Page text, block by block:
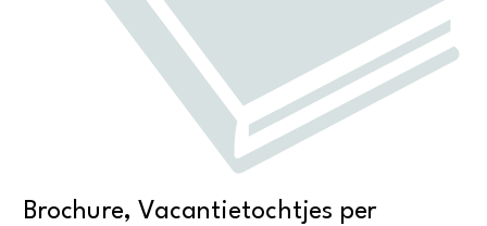
Brochure, Vacantietochtjes per